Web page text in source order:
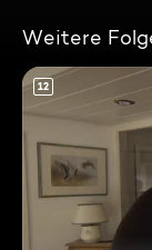
Weitere
12